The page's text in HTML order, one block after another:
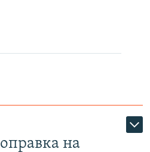
на